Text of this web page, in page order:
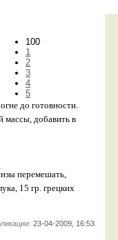
100
1
2
3
4
5
до готовности.
массы, добавить в
перемешать,
15 гр. грецких
23-04-2009, 16:53